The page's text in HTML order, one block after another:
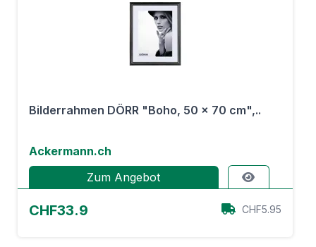
Bilderrahmen DÖRR "Boho, 50 x 70 cm",..
Ackermann.ch
Zum Angebot
CHF33.9 CHF5.95